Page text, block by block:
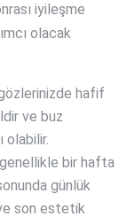
iyileşme
olacak
hafif
ve buz
olabilir.
bir hafta
günlük
son estetik